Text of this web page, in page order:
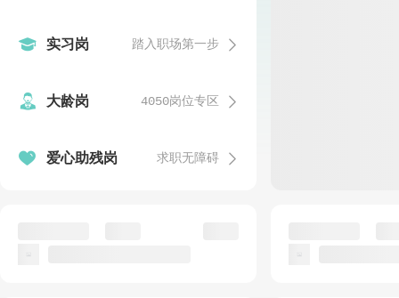
 实习岗 踏入职场第一步 
 大龄岗 4050岗位专区 
 爱心助残岗 求职无障碍 